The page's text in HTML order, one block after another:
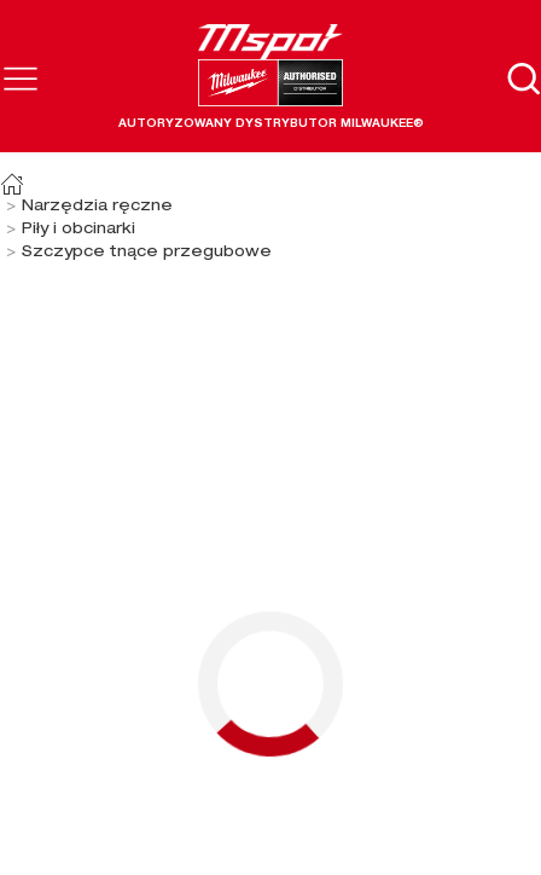
AUTORYZOWANY DYSTRYBUTOR MILWAUKEE®
Narzędzia ręczne
Piły i obcinarki
Szczypce tnące przegubowe